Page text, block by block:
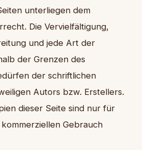
unterliegen dem
Die Vervielfältigung,
und jede Art der
der Grenzen des
der schriftlichen
Autors bzw. Erstellers.
dieser Seite sind nur für
Gebrauch